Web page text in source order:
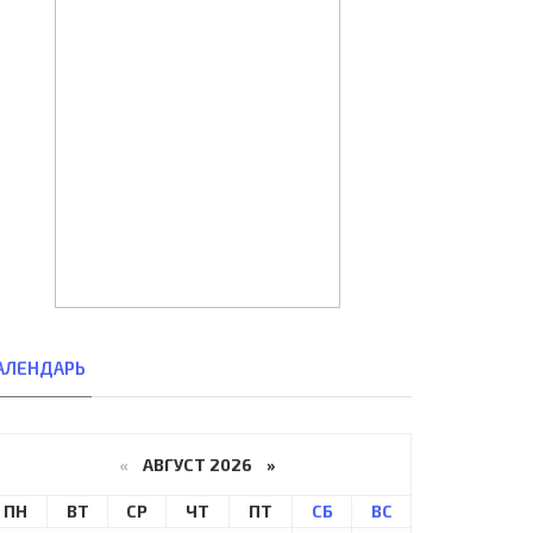
« АВГУСТ 2026 »
ПН ВТ СР ЧТ ПТ СБ ВС